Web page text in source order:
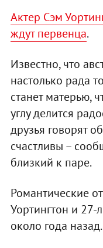
Актер Сэм
ждут первенца.
Известно, что
настолько рада
станет матерью,
углу делится
друзья говорят
счастливы –
близкий к паре.
Романтические
Уортингтон и 27-
около года назад.